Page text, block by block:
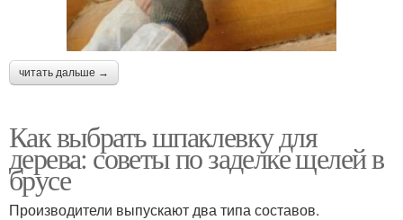
читать дальше →
Как выбрать шпаклевку для
дерева: советы по заделке щелей в
брусе
Производители выпускают два типа составов.